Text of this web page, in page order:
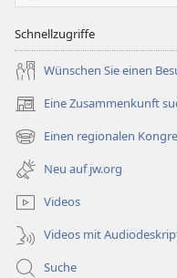
Schnellzugriffe
Wünschen Sie einen
Eine Zusammenkunft
(öffnet
neues
Fenster)
Einen regionalen
(öffnet
neues
Fenster)
Neu auf jw.org
Videos
Videos mit
Suche